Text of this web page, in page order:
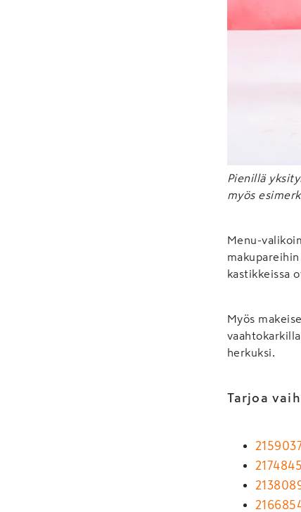
Pienillä
myös
Menu-
kastikkeissa
Myös
herkuksi.
Tarjoa